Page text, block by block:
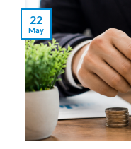
22
May